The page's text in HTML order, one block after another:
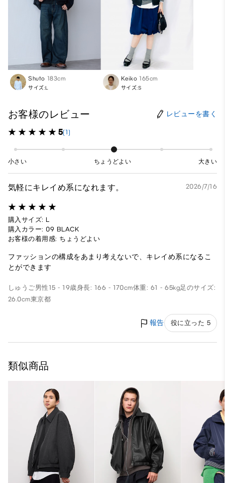
Shuto 183cm
サイズ:L
Keiko 165cm
サイズ:S
お客様のレビュー レビューを書く
5(1)
小さい ちょうどよい 大きい
気軽にキレイめ系になれます。 2026/7/16
購入サイズ: L
購入カラー: 09 BLACK
お客様の着用感: ちょうどよい
ファッションの構成をあまり考えないで、キレイめ系になるこ
とができます
しゅうご男性 15 - 19歳身長: 166 - 170cm体重: 61 - 65kg足のサイズ:
26.0cm東京都
報告 役に立った 5
類似商品